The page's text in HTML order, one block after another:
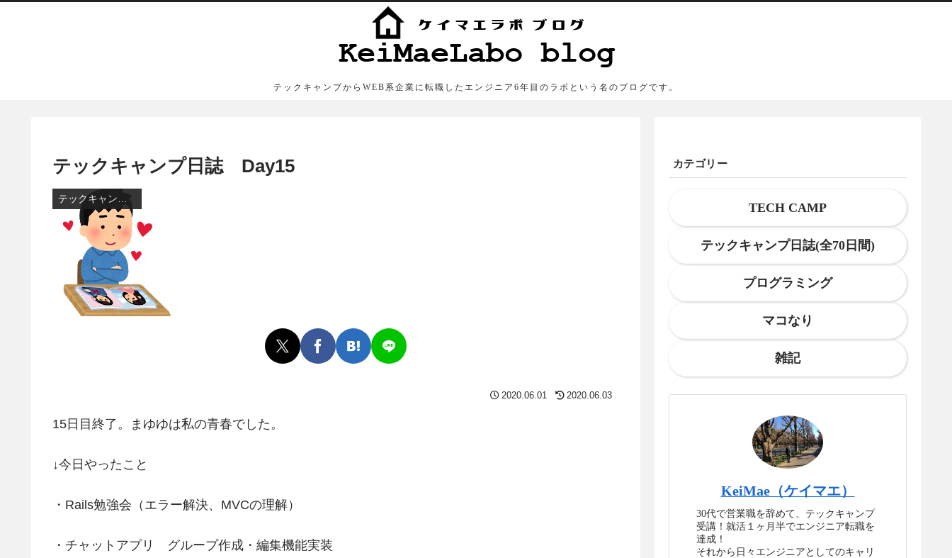
テックキャンプからWEB系企業に転職したエンジニア6年目のラボという名のブログです。
テックキャンプ日誌 Day15
テックキャンプ日誌(全70日間)
2020.06.01 2020.06.03
15日目終了。まゆゆは私の青春でした。
↓今日やったこと
・Rails勉強会（エラー解決、MVCの理解）
・チャットアプリ グループ作成・編集機能実装
カテゴリー
TECH CAMP
テックキャンプ日誌(全70日間)
プログラミング
マコなり
雑記
KeiMae（ケイマエ）
30代で営業職を辞めて、テックキャンプ
受講！就活１ヶ月半でエンジニア転職を
達成！
それから日々エンジニアとしてのキャリ